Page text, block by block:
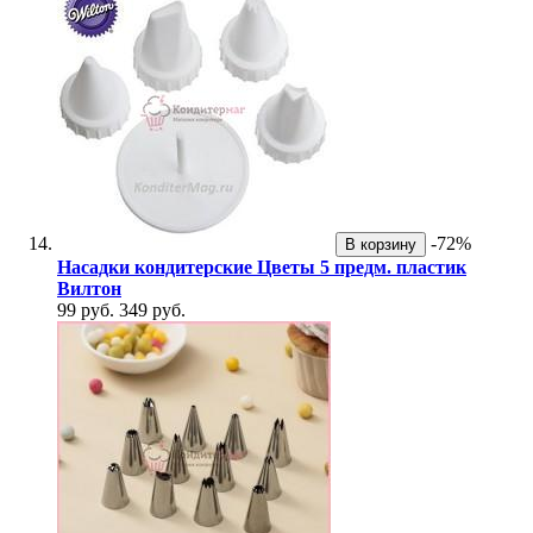
В корзину
-72%
Насадки кондитерские Цветы 5 предм. пластик
Вилтон
99 руб. 349 руб.